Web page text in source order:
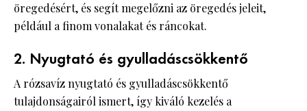
öregedésért, és segít megelőzni az öregedés jeleit,
például a finom vonalakat és ráncokat.
2. Nyugtató és gyulladáscsökkentő
A rózsavíz nyugtató és gyulladáscsökkentő
tulajdonságairól ismert, így kiváló kezelés a